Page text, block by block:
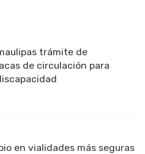
trámite de
de circulación para
en vialidades más seguras